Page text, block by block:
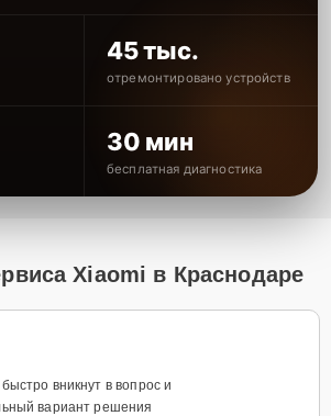
45 тыс.
отремонтировано устройств
30 мин
бесплатная диагностика
Xiaomi в Краснодаре
вникнут в вопрос и
вариант решения